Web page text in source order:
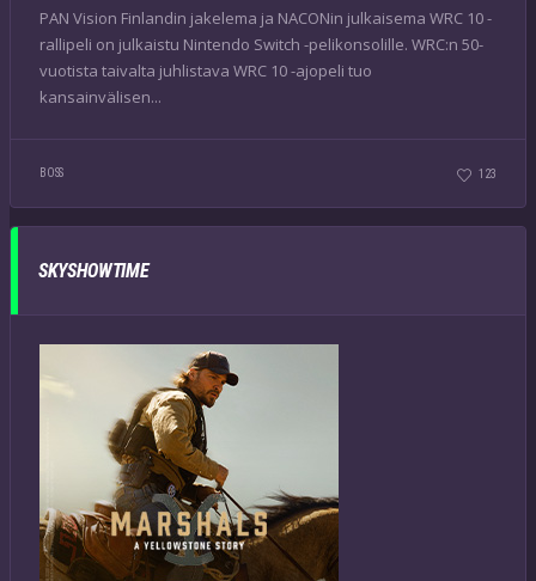
PAN Vision Finlandin jakelema ja NACONin julkaisema WRC 10 -
rallipeli on julkaistu Nintendo Switch -pelikonsolille. WRC:n 50-
vuotista taivalta juhlistava WRC 10 -ajopeli tuo
kansainvälisen...
BOSS 123
SKYSHOWTIME